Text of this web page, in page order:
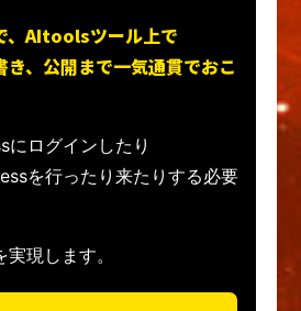
、AItoolsツール上で
き、公開まで一気通貫でおこ
にログインしたり
を行ったり来たりする必要
現します。